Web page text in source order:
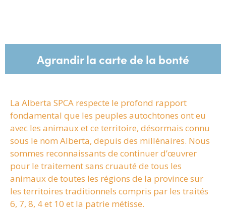
Agrandir la carte de la bonté
La Alberta SPCA respecte le profond rapport
fondamental que les peuples autochtones ont eu
avec les animaux et ce territoire, désormais connu
sous le nom Alberta, depuis des millénaires. Nous
sommes reconnaissants de continuer d’œuvrer
pour le traitement sans cruauté de tous les
animaux de toutes les régions de la province sur
les territoires traditionnels compris par les traités
6, 7, 8, 4 et 10 et la patrie métisse.